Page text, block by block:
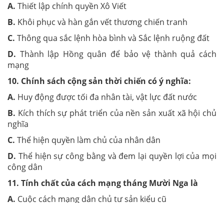
A. Thiết lập chính quyền Xô Viết
B. Khôi phục và hàn gắn vết thương chiến tranh
C. Thông qua sắc lệnh hòa bình và Sắc lệnh ruộng đất
D. Thành lập Hồng quân để bảo vệ thành quả cách
mạng
10. Chính sách cộng sản thời chiến có ý nghĩa:
A. Huy động được tối đa nhân tài, vật lực đất nước
B. Kích thích sự phát triển của nền sản xuất xã hội chủ
nghĩa
C. Thể hiện quyền làm chủ của nhân dân
D. Thể hiện sự công bằng và đem lại quyền lợi của mọi
công dân
11. Tính chất của cách mạng tháng Mười Nga là
A. Cuộc cách mạng dân chủ tư sản kiểu cũ